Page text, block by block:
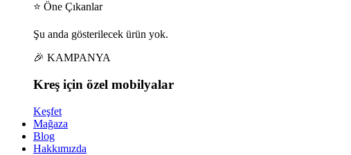
⭐ Öne Çıkanlar
Şu anda gösterilecek ürün yok.
🎉 KAMPANYA
Kreş için özel mobilyalar
Keşfet
Mağaza
Blog
Hakkımızda